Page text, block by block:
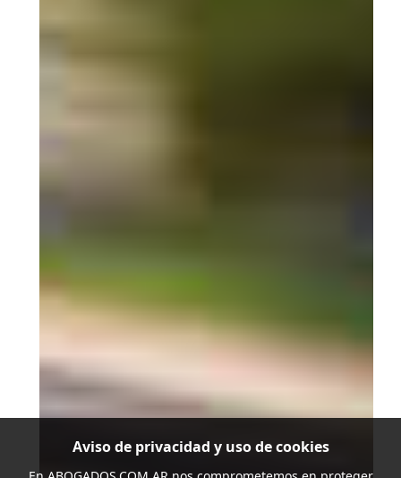
Aviso de privacidad y uso de cookies